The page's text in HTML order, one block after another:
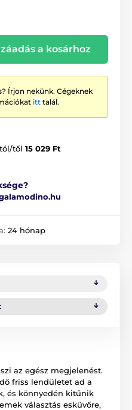
a kosárhoz
Írjon nekünk. Cégeknek
itt talál.
től 15 029 Ft
24 hónap
az egész megjelenést.
friss lendületet ad a
és könnyedén kitűnik
választás esküvőre,